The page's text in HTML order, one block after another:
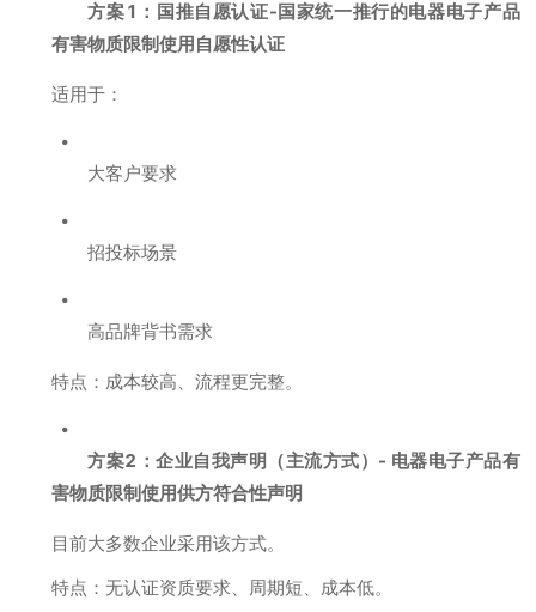
方案1：国推自愿认证-国家统一推行的电器电子产品
有害物质限制使用自愿性认证
适用于：
大客户要求
招投标场景
高品牌背书需求
特点：成本较高、流程更完整。
方案2：企业自我声明（主流方式）- 电器电子产品有
害物质限制使用供方符合性声明
目前大多数企业采用该方式。
特点：无认证资质要求、周期短、成本低。